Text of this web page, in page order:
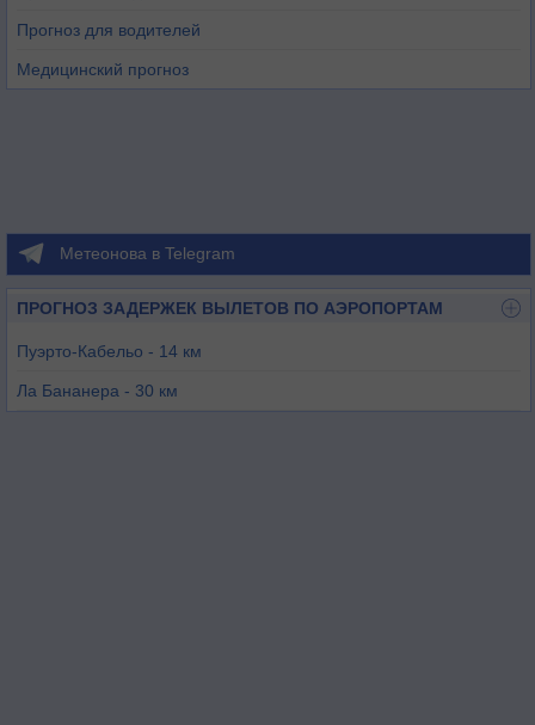
Прогноз для водителей
Медицинский прогноз
Метеонова в Telegram
ПРОГНОЗ ЗАДЕРЖЕК ВЫЛЕТОВ ПО АЭРОПОРТАМ
Пуэрто-Кабельо - 14 км
Ла Бананера - 30 км